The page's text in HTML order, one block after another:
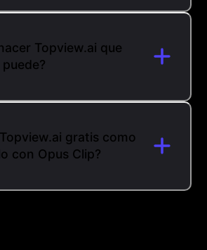
Topview.ai que
gratis como
con Opus Clip?